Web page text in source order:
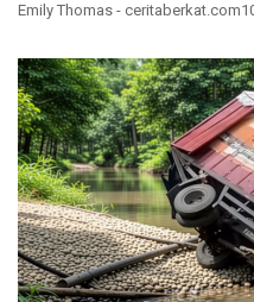
Emily Thomas - ceritaberkat.com